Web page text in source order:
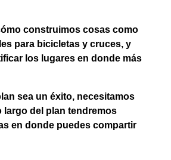
construimos cosas como
para bicicletas y cruces, y
los lugares en donde más
sea un éxito, necesitamos
largo del plan tendremos
en donde puedes compartir